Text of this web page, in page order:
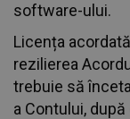
software-ului.
Licența
rezilierea
trebuie să
a Contului,